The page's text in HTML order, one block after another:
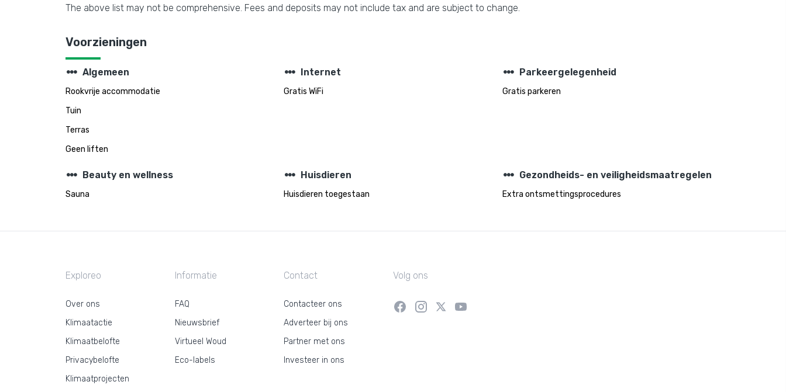
The above list may not be comprehensive. Fees and deposits may not include tax and are subject to change.
Voorzieningen
steppers Algemeen
Rookvrije accommodatie
Tuin
Terras
Geen liften
steppers Internet
Gratis WiFi
steppers Parkeergelegenheid
Gratis parkeren
steppers Beauty en wellness
Sauna
steppers Huisdieren
Huisdieren toegestaan
steppers Gezondheids- en veiligheidsmaatregelen
Extra ontsmettingsprocedures
Exploreo
Over ons
Klimaatactie
Klimaatbelofte
Privacybelofte
Klimaatprojecten
Informatie
FAQ
Nieuwsbrief
Virtueel Woud
Eco-labels
Contact
Contacteer ons
Adverteer bij ons
Partner met ons
Investeer in ons
Volg ons